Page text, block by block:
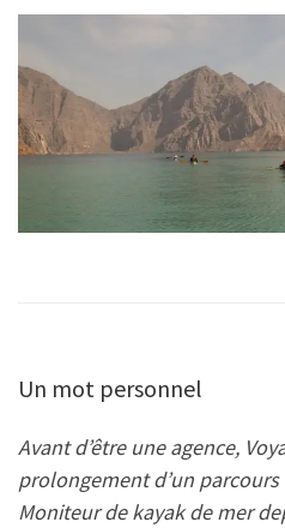
Un mot personnel
Avant d’être une agence,
prolongement d’un parcours
Moniteur de kayak de mer